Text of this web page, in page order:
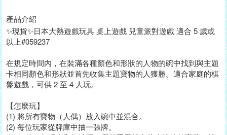
產品介紹
✨現貨✨日本大熱遊戲玩具 桌上遊戲 兒童派對遊戲 適合 5 歲或
以上#059237
在規定時間內，在裝滿各種顏色和形狀的人物的碗中找到與主題
卡相同顏色和形狀並首先收集主題寶物的人獲勝。適合家庭的棋
盤遊戲，可供 2 至 4 人玩。
【怎麼玩】
(1) 將所有寶物（人偶）放入碗中並混合。
(2) 每位玩家從牌庫中抽一張牌。